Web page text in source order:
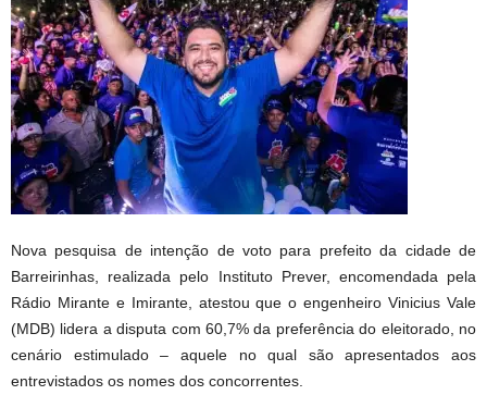
Nova pesquisa de intenção de voto para prefeito da cidade de
Barreirinhas, realizada pelo Instituto Prever, encomendada pela
Rádio Mirante e Imirante, atestou que o engenheiro Vinicius Vale
(MDB) lidera a disputa com 60,7% da preferência do eleitorado, no
cenário estimulado – aquele no qual são apresentados aos
entrevistados os nomes dos concorrentes.